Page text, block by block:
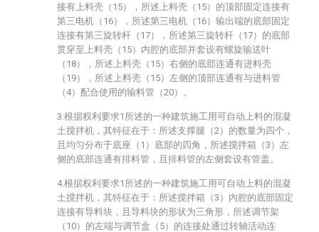
接有上料壳（15），所述上料壳（15）的顶部固定连接有
第三电机（16），所述第三电机（16）输出端的底部固定
连接有第三旋转杆（17），所述第三旋转杆（17）的底部
贯穿至上料壳（15）内腔的底部并套设有螺旋输送叶
（18），所述上料壳（15）右侧的底部连通有进料壳
（19），所述上料壳（15）左侧的顶部连通有与进料管
（4）配合使用的输料管（20）。
3.根据权利要求1所述的一种建筑施工用可自动上料的混凝
土搅拌机，其特征在于：所述支撑腿（2）的数量为四个，
且均匀分布于底座（1）底部的四角，所述搅拌箱（3）左
侧的底部连通有排料管，且排料管的左侧套设有管盖。
4.根据权利要求1所述的一种建筑施工用可自动上料的混凝
土搅拌机，其特征在于：所述搅拌箱（3）内腔的底部固定
连接有导料块，且导料块的形状为三角形，所述调节架
（10）的左端与调节盒（5）的连接处通过转轴活动连